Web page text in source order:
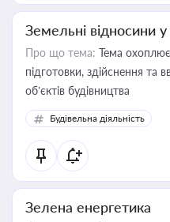
Земельні відносини у
Про що тема: Тема
підготовки, здійснення та
об’єктів будівництва
Будівельна діяльність
Зелена енергетика